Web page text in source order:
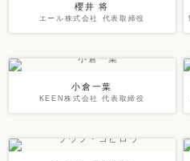
櫻井 将
エール株式会社 代表取締役
小倉一葉
KEEN株式会社 代表取締役